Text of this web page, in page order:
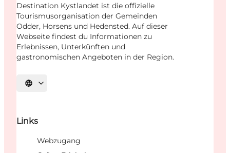
Destination Kystlandet ist die offizielle
Tourismusorganisation der Gemeinden
Odder, Horsens und Hedensted. Auf dieser
Webseite findest du Informationen zu
Erlebnissen, Unterkünften und
gastronomischen Angeboten in der Region.
Sprache auswählen
Links
Webzugang